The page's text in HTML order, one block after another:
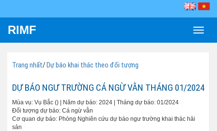
Toggle
RIMF
Trang nhất/Dự báo khai thác theo đối tượng
DỰ BÁO NGƯ TRƯỜNG CÁ NGỪ VẰN THÁNG 01/2024
Mùa vụ: Vụ Bắc () | Năm dự báo: 2024 | Tháng dự báo: 01/2024
Đối tượng dự báo: Cá ngừ vằn
Cơ quan dự báo: Phòng Nghiên cứu dự báo ngư trường khai thác hải
sản